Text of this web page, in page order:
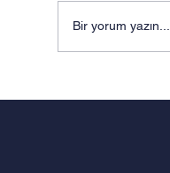
Bir yorum yazın...